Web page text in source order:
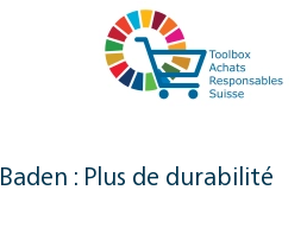
: Plus de durabilité